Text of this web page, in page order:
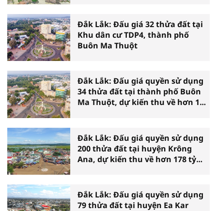
Đắk Lắk: Đấu giá 32 thửa đất tại
Khu dân cư TDP4, thành phố
Buôn Ma Thuột
Đắk Lắk: Đấu giá quyền sử dụng
34 thửa đất tại thành phố Buôn
Ma Thuột, dự kiến thu về hơn 126
Đắk Lắk: Đấu giá quyền sử dụng
200 thửa đất tại huyện Krông
Ana, dự kiến thu về hơn 178 tỷ
Đắk Lắk: Đấu giá quyền sử dụng
79 thửa đất tại huyện Ea Kar